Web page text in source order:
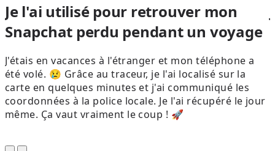
Je l'ai utilisé pour retrouver mon
Snapchat perdu pendant un voyage
J'étais en vacances à l'étranger et mon téléphone a
été volé. 😢 Grâce au traceur, je l'ai localisé sur la
carte en quelques minutes et j'ai communiqué les
coordonnées à la police locale. Je l'ai récupéré le jour
même. Ça vaut vraiment le coup ! 🚀